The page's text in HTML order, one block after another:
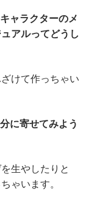
ャラクターのメ
アルってどうし
けて作っちゃい
に寄せてみよう
生やしたりと
ゃいます。